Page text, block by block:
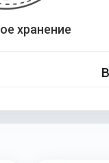
хранение